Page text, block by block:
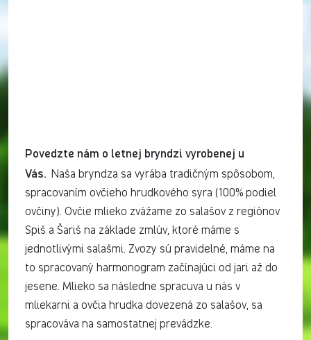
Povedzte nám o letnej bryndzi vyrobenej u
Vás.
Naša bryndza sa vyrába tradičným spôsobom,
spracovaním ovčieho hrudkového syra (100% podiel
ovčiny). Ovčie mlieko zvážame zo salašov z regiónov
Spiš a Šariš na základe zmlúv, ktoré máme s
jednotlivými salašmi. Zvozy sú pravidelné, máme na
to spracovaný harmonogram začínajúci od jari až do
jesene. Mlieko sa následne spracuva u nás v
mliekarni a ovčia hrudka dovezená zo salašov, sa
spracováva na samostatnej prevádzke.